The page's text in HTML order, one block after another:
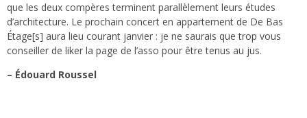
que les deux compères terminent parallèlement leurs études
d’architecture. Le prochain concert en appartement de De Bas
Étage[s] aura lieu courant janvier : je ne saurais que trop vous
conseiller de liker la page de l’asso pour être tenus au jus.
– Édouard Roussel